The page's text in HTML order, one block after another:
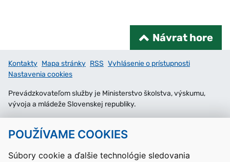
POUŽÍVAME COOKIES
Súbory cookie a ďalšie technológie sledovania
Návrat hore
Kontakty Mapa stránky RSS Vyhlásenie o prístupnosti
Nastavenia cookies
Prevádzkovateľom služby je Ministerstvo školstva, výskumu,
vývoja a mládeže Slovenskej republiky.
Redakčný systém : SysCom